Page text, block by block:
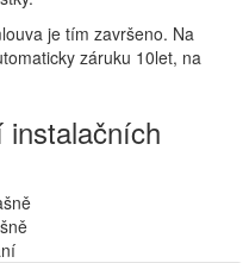
je tím završeno. Na
záruku 10let, na
instalačních